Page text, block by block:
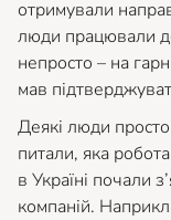
отримували
люди працювали
непросто – на
мав
Деякі люди просто
питали, яка
в Україні почали
компаній.